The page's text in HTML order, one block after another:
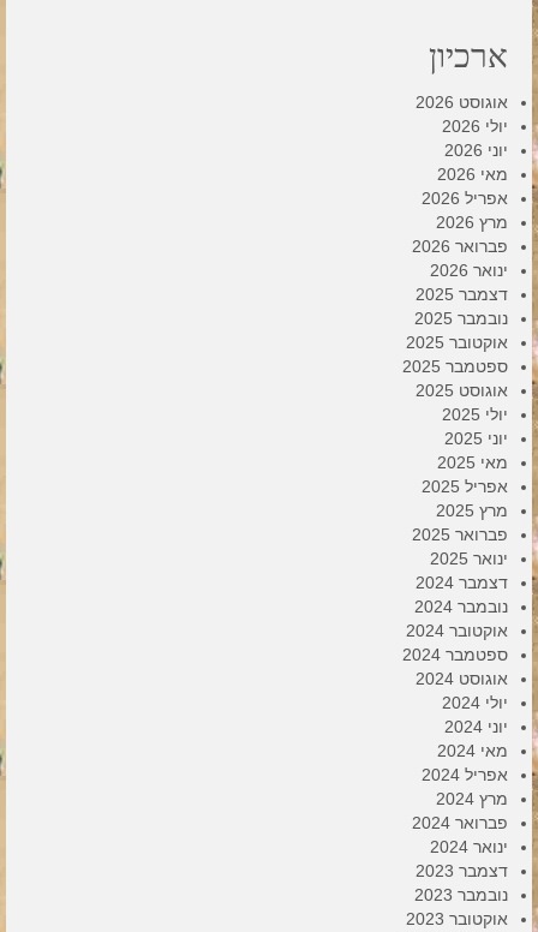
ארכיון
אוגוסט 2026
יולי 2026
יוני 2026
מאי 2026
אפריל 2026
מרץ 2026
פברואר 2026
ינואר 2026
דצמבר 2025
נובמבר 2025
אוקטובר 2025
ספטמבר 2025
אוגוסט 2025
יולי 2025
יוני 2025
מאי 2025
אפריל 2025
מרץ 2025
פברואר 2025
ינואר 2025
דצמבר 2024
נובמבר 2024
אוקטובר 2024
ספטמבר 2024
אוגוסט 2024
יולי 2024
יוני 2024
מאי 2024
אפריל 2024
מרץ 2024
פברואר 2024
ינואר 2024
דצמבר 2023
נובמבר 2023
אוקטובר 2023